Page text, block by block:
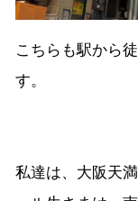
こちらも駅から
す。
私達は、大阪天